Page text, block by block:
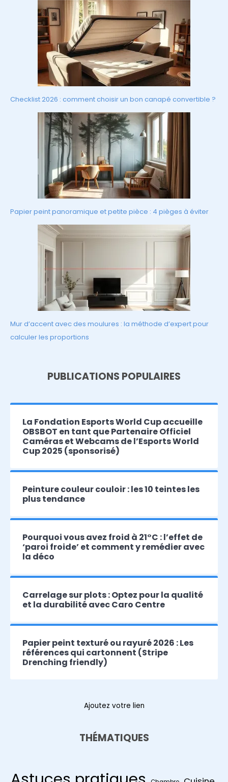
Checklist 2026 : comment choisir un bon canapé convertible ?
Papier peint panoramique et petite pièce : 4 pièges à éviter
Mur d’accent avec des moulures : la méthode d’expert pour
calculer les proportions
PUBLICATIONS POPULAIRES
La Fondation Esports World Cup accueille
OBSBOT en tant que Partenaire Officiel
Caméras et Webcams de l’Esports World
Cup 2025 (sponsorisé)
Peinture couleur couloir : les 10 teintes les
plus tendance
Pourquoi vous avez froid à 21°C : l’effet de
‘paroi froide’ et comment y remédier avec
la déco
Carrelage sur plots : Optez pour la qualité
et la durabilité avec Caro Centre
Papier peint texturé ou rayuré 2026 : Les
références qui cartonnent (Stripe
Drenching friendly)
Ajoutez votre lien
THÉMATIQUES